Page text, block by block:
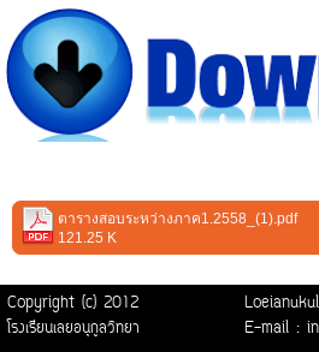
ตารางสอบระหว่างภาค1.2558_(1).pdf
121.25 K
Copyright (c) 2012
โรงเรียนเลยอนุกูลวิทยา
E-mail :